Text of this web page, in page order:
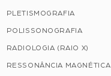
PLETISMOGRAFIA
POLISSONOGRAFIA
RADIOLOGIA (RAIO X)
RESSONÂNCIA MAGNÉTICA